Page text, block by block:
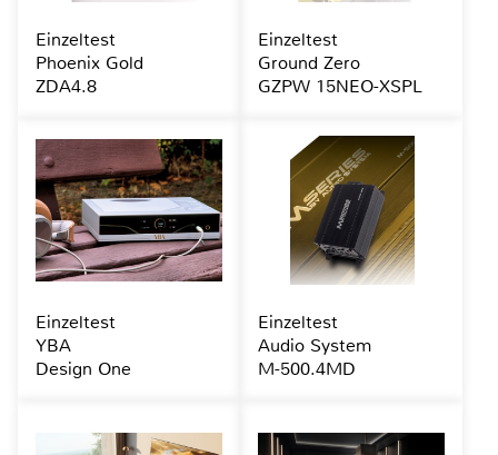
Einzeltest
Phoenix Gold
ZDA4.8
Einzeltest
Ground Zero
GZPW 15NEO-XSPL
Einzeltest
YBA
Design One
Einzeltest
Audio System
M-500.4MD